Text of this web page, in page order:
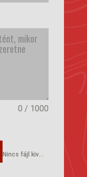
0 / 1000
Nincs fájl kiválasztva